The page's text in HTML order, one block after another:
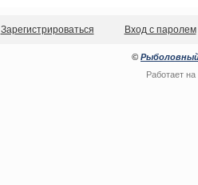
Зарегистрироваться Вход с паролем
© Рыболовный
Работает